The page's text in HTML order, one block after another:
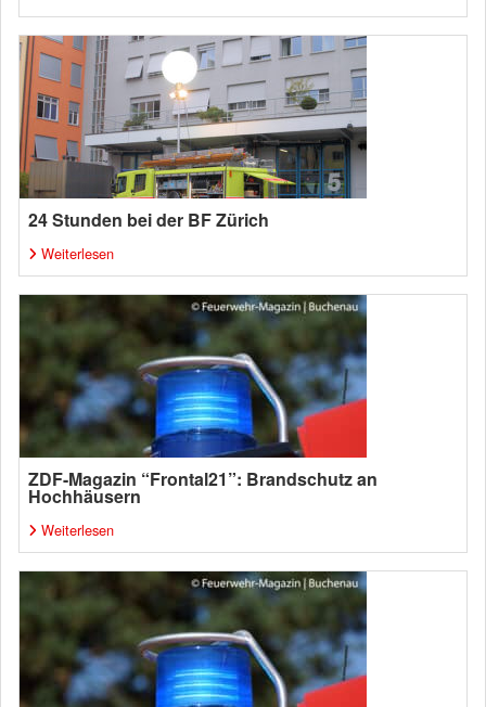
24 Stunden bei der BF Zürich
Weiterlesen
ZDF-Magazin “Frontal21”: Brandschutz an
Hochhäusern
Weiterlesen